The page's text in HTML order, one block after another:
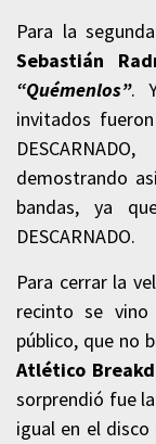
Para la
Sebastián
“Quémenlos”.
invitados fueron
demostrando
bandas, ya
DESCARNADO.
Para cerrar la
recinto se
público, que no
Atlético
sorprendió fue
igual en el